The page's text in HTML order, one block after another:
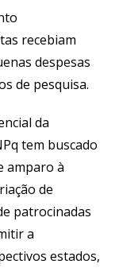
recebiam
despesas
de pesquisa.
da
tem buscado
amparo à
de
patrocinadas
a
estados,